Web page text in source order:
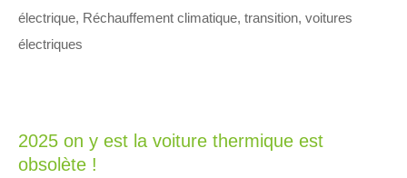
électrique, Réchauffement climatique, transition, voitures
électriques
2025 on y est la voiture thermique est
obsolète !